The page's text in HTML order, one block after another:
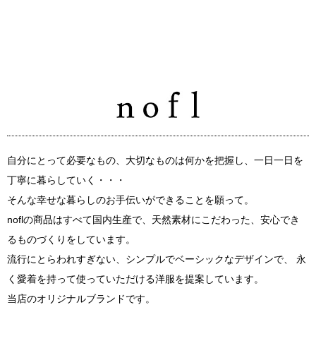
自分にとって必要なもの、大切なものは何かを把握し、一日一日を
丁寧に暮らしていく・・・
そんな幸せな暮らしのお手伝いができることを願って。
noflの商品はすべて国内生産で、天然素材にこだわった、安心でき
るものづくりをしています。
流行にとらわれすぎない、シンプルでベーシックなデザインで、 永
く愛着を持って使っていただける洋服を提案しています。
当店のオリジナルブランドです。